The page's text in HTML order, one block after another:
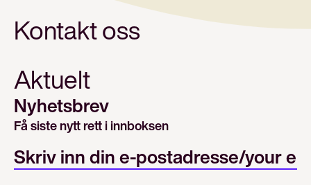
Kontakt oss
Aktuelt
Nyhetsbrev
Få siste nytt rett i innboksen
E-post/email